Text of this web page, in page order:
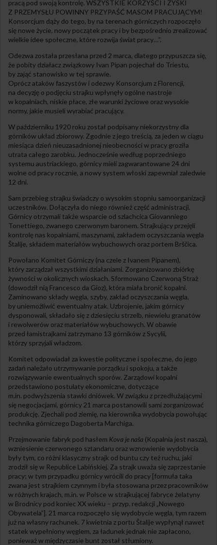
pracą pod swoją kontrolę. WSZYSTKIE KORZYŚCI I ZYSKI
Z PRZEMYSŁU POWINNY PRZYPAŚĆ MASOM PRACUJĄCYM!
Konsorcjum dąży do tego, by na terenach górniczych rozpoczęło
się nowe życie, nowy początek pracy i by bezpośrednio zrealizować
wielkie idee społeczne, które rozwija świat pracy…”.
Odezwa została przesłana przed 2 marca, dlatego przypuszcza się,
że pobity działacz związkowy Ivan Pipan pojechał do Triestu,
by zająć stanowisko w tej sprawie.
Oprócz ataków faszystów i odezwy Konsorcjum z Florencji,
na decyzję o podjęciu strajku wpłynęły ogólne nastroje
w kopalniach, niskie płace, złe warunki życiowe oraz wysokie
normy, jakie musieli wyrabiać pracujący.
W październiku 1920 roku został podpisany niekorzystny dla
górników układ zbiorowy. Zgodnie z jego treścią, za jeden w ciągu
miesiąca dzień nieuzasadnionej nieobecności w pracy groziła
utrata całego zarobku. Jednocześnie według poprzedniego
systemu austriackiego, górnicy mieli zagwarantowane 24 dni
wolne od pracy rocznie, a nowy system włoski zapewniał zaledwie
12 dni.
Sam przebieg strajku świadczy o wysokim stopniu samoorganizacji
uczestników. Dołączyła do niego również część administracji.
Górnicy otrzymali także wsparcie od szlachcica Giovanniego
Tonettiego, zwanego czerwonym baronem. Strajkujący przejęli
kontrolę nas kopalniami, maszynami, zakładem oczyszczania węgla
Štalije, składem materiałów wybuchowych oraz portem Brščica.
Powołano Komitet Górniczy (na czele z Ivanem Pipanem),
który zarządzał wszystkimi działaniami. Zorganizowano zbiórkę
żywności w okolicznych wioskach. Sformowano Czerwoną Straż
(dowodził nią Francesco da Gioz), która miała bronić kopalni.
Zaminowano składy węgla, szyby, zakład oczyszczania węgla,
by uniemożliwić ewentualny atak. Uzbrojenie, jakim górnicy
dysponowali, składało się z dziesięciu strzelb, niewielu granatów
i rewolwerów oraz materiałów wybuchowych. W obawie
przed łamistrajkami zatrzymano 13 górników z Sycylii,
którzy sprzyjali władzom.
Komitet odpowiadał za kwestie polityczne i społeczne, do jego
zadań należało utrzymywanie porządku i spokoju, a także
rozwiązywanie ewentualnych sporów. Zarządowi kopalni
przedstawiono postulaty ekonomiczne, dotyczące
m.in. podwyższenia stawki dniówek. W związku z przedłużającymi
się negocjacjami, górnicy 21 marca postanowili sami zorganizować
produkcję. Zjechali pod ziemię, na kierownika wydobycia powołując
technika górniczego Dagoberta Marchiga.
Przejmowanie fabryk pod hasłem Kova je naša (Kopalnia jest nasza),
wzniesienie czerwonego sztandaru oraz wznowienie wydobycia
były tym, co różni klasyczny strajk od buntu czy też ruchu, jaki
zrodził się w Republice Labińskiej. Za strajk uważa się zaprzestanie
pracy; w tym przypadku górnicy wrócili do pracy [formuła taka
zwana jest strajkiem czynnym i była stosowana przez pracowników
w różnych krajach, m.in. w Polsce w strajkującej fabryce żelatyny
w Brodnicy pod koniec XX wieku – przyp. redakcji „Nowego
Obywatela”]. 21 marca rozpoczęło się wydobycie węgla, tym razem
już na własny rachunek. 7 kwietnia z portu Štalije wypłynął nawet
statek wypełniony węglem, za ładunek jednak nie zapłacono,
ponieważ w międzyczasie bunt został stłumiony.